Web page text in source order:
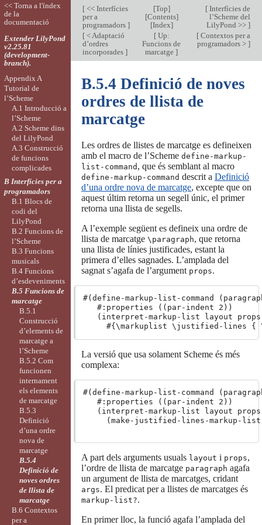
[<< Interfícies
per a
programadors ]
[Top]
[Contents]
[Index]
[Interfícies de
l’Scheme del
LilyPond >> ]
[< Adaptació
d’ordres
incorporades ]
[Up:
Funcions de
marcatge]
[Contextos per a
programadors > ]
B.5.4 Definició de noves
ordres de llista de
marcatge
Les ordres de llistes de marcatge es defineixen
amb el macro de l’Scheme define-markup-
list-command , que és semblant al macro
define-markup-command descrit a Definició
d’una ordre nova de marcatge, excepte que on
aquest últim retorna un segell únic, el primer
retorna una llista de segells.
A l’exemple següent es defineix una ordre de
llista de marcatge \paragraph, que retorna
una llista de línies justificades, estant la
primera d’elles sagnades. L’amplada del
sagnat s’agafa de l’argument props.
#(define-markup-list-command
   #:properties ((par-indent 2))
   (interpret-markup-list layout props
La versió que usa solament Scheme és més
complexa:
#(define-markup-list-command
   #:properties ((par-indent 2))
   (interpret-markup-list layout props
(make-justified-lines-markup-
A part dels arguments usuals layout i props,
l’ordre de llista de marcatge paragraph agafa
un argument de llista de marcatges, cridant
args. El predicat per a llistes de marcatges és
markup-list?.
En primer lloc, la funció agafa l’amplada del
<< Torna a l'índex
de la
documentació
Extender LilyPond
v2.25.81
(development-
branch).
Appendix A
Tutorial de
l’Scheme
A.1 Introducció a
l’Scheme
A.2 Scheme dins
del LilyPond
A.3 Construcció
de funcions
complicades
B Interfícies per a
programadors
B.1 Blocs de
codi del
LilyPond
B.2 Funcions de
l’Scheme
B.3 Funcions
musicals
B.4 Funcions
d’esdeveniments
B.5 Funcions de
marcatge
B.5.1
Construcció
d’elements de
marcatge a
l’Scheme
B.5.2 Com
funcionen
internament
els elements
de marcatge
B.5.3
Definició
d’una ordre
nova de
marcatge
B.5.4
Definició de
noves ordres
de llista de
marcatge
B.6 Contextos
per a